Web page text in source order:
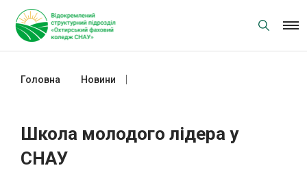
content
Головна Новини
Школа молодого лідера у
СНАУ